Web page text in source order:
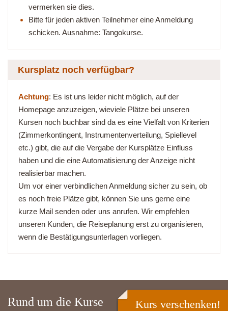
vermerken sie dies.
Bitte für jeden aktiven Teilnehmer eine Anmeldung
schicken. Ausnahme: Tangokurse.
Kursplatz noch verfügbar?
Achtung: Es ist uns leider nicht möglich, auf der
Homepage anzuzeigen, wieviele Plätze bei unseren
Kursen noch buchbar sind da es eine Vielfalt von Kriterien
(Zimmerkontingent, Instrumentenverteilung, Spiellevel
etc.) gibt, die auf die Vergabe der Kursplätze Einfluss
haben und die eine Automatisierung der Anzeige nicht
realisierbar machen.
Um vor einer verbindlichen Anmeldung sicher zu sein, ob
es noch freie Plätze gibt, können Sie uns gerne eine
kurze Mail senden oder uns anrufen. Wir empfehlen
unseren Kunden, die Reiseplanung erst zu organisieren,
wenn die Bestätigungsunterlagen vorliegen.
Rund um die Kurse Kurs verschenken!